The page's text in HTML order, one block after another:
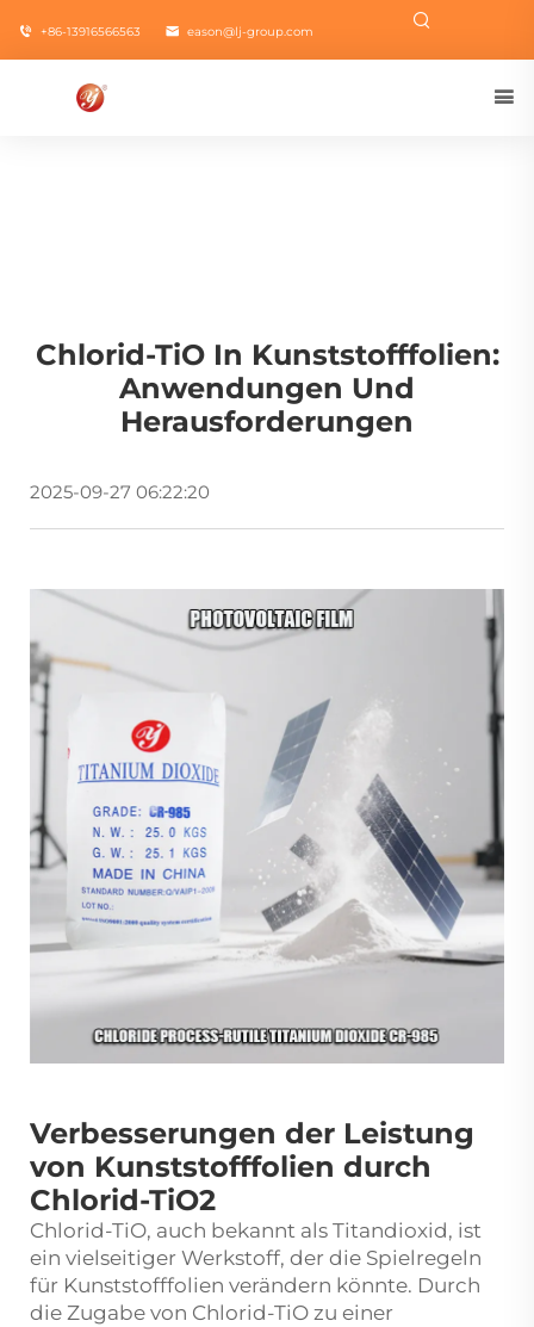
+86-13916566563 eason@lj-group.com
Chlorid-TiO In Kunststofffolien:
Anwendungen Und
Herausforderungen
2025-09-27 06:22:20
Verbesserungen der Leistung
von Kunststofffolien durch
Chlorid-TiO2
Chlorid-TiO, auch bekannt als Titandioxid, ist
ein vielseitiger Werkstoff, der die Spielregeln
für Kunststofffolien verändern könnte. Durch
die Zugabe von Chlorid-TiO zu einer